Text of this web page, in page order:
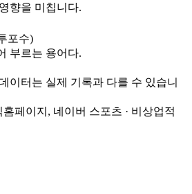
향을 미칩니다.
포수)
부르는 용어다.
이터는 실제 기록과 다를 수 있습니
페이지, 네이버 스포츠 · 비상업적